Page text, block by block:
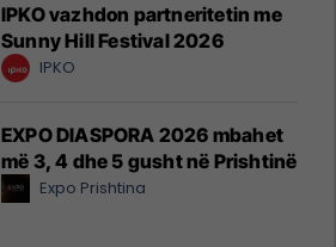
IPKO vazhdon partneritetin me
Sunny Hill Festival 2026
IPKO
EXPO DIASPORA 2026 mbahet
më 3, 4 dhe 5 gusht në Prishtinë
Expo Prishtina